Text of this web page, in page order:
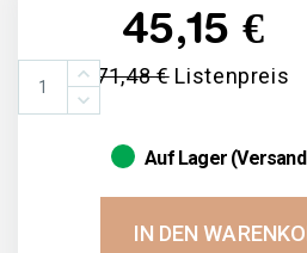
45,15 €
71,48 €Listenpreis
Auf Lager
IN DEN